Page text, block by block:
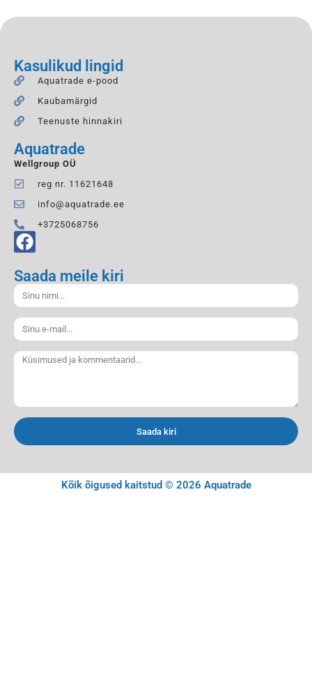
Kasulikud lingid
Aquatrade e-pood
Kaubamärgid
Teenuste hinnakiri
Aquatrade
Wellgroup OÜ
reg nr. 11621648
info@aquatrade.ee
+3725068756
Saada meile kiri
Saada kiri
Kõik õigused kaitstud © 2026 Aquatrade